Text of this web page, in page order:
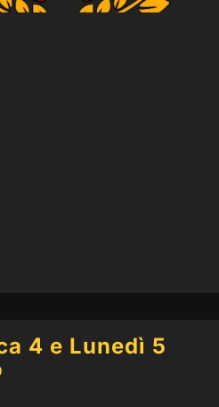
4 e Lunedì 5